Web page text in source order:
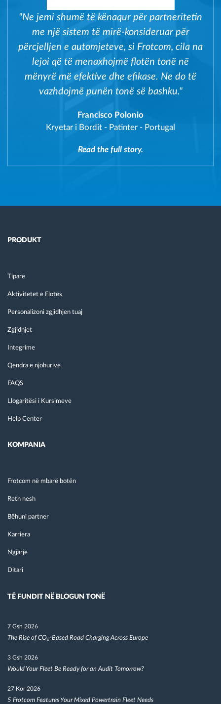
"Ne jemi shumë të kënaqur për partneritetin
me një sistem të mirë-konsideruar për
përcjelljen e automjeteve, si Frotcom, cila na
lejoi që të menaxhojmë flotën tonë në
mënyrë më efektive dhe efikase. Ne do të
vazhdojmë punën tonë së bashku."
Francisco Polonio
Kryetar i Bordit - Patinter - Portugal
Read the full story.
PRODUKT
Tipare
Aktivitetet e Flotës
Personalizoni zgjidhjen tuaj
Zgjidhjet
Integrime
Qendra e njohurive
FAQS
Llogaritësi i Kursimeve
Help Center
KOMPANIA
Frotcom në mbarë botën
Reth nesh
Bëhuni partner
Karriera
Ngjarje
Ditari
TË FUNDIT NË BLOGUN TONË
7 Gsh 2026
The Rise of CO₂-Based Road Charging Across Europe
3 Gsh 2026
Would Your Fleet Be Ready for an Audit Tomorrow?
27 Kor 2026
5 Frotcom Features Your Mixed Powertrain Fleet Needs